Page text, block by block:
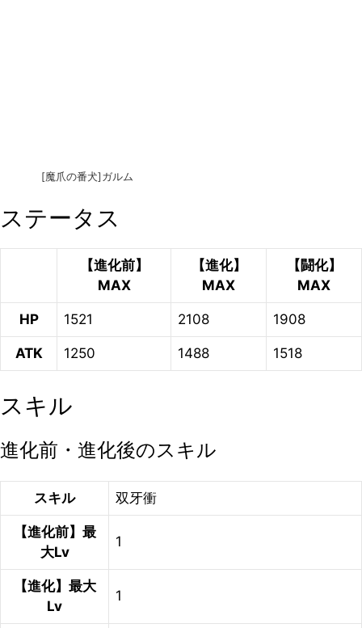
[魔爪の番犬]ガルム
ステータス
【進化前】
MAX
【進化】
MAX
【闘化】
MAX
HP 1521 2108 1908
ATK 1250 1488 1518
スキル
進化前・進化後のスキル
スキル 双牙衝
【進化前】最
大Lv
1
【進化】最大
Lv
1